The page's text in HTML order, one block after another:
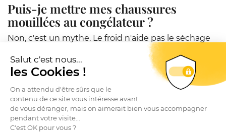
Puis-je mettre mes chaussures
mouillées au congélateur ?
Non, c'est un mythe. Le froid n'aide pas le séchage
et peut au contraire fragiliser les fibres du cuir.
Séchage à l'air libre uniquement.
Mes chaussures sentent mauvais
après avoir séché, que faire ?
L'humidité favorise les bactéries. Solutions :
embauchoirs en cèdre
bicarbonate de soude